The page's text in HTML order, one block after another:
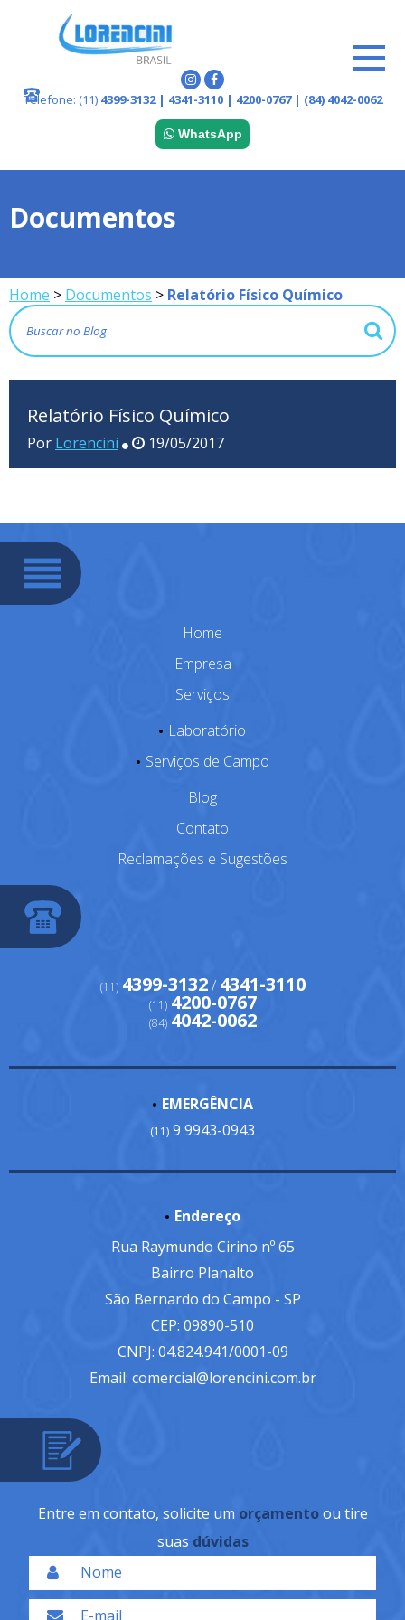
Telefone: (11) 4399-3132 | 4341-3110 | 4200-0767 | (84) 4042-0062
WhatsApp
Documentos
Home > Documentos > Relatório Físico Químico
Relatório Físico Químico
Por Lorencini 19/05/2017
Home
Empresa
Serviços
Laboratório
Serviços de Campo
Blog
Contato
Reclamações e Sugestões
(11) 4399-3132/ 4341-3110
(11) 4200-0767
(84) 4042-0062
EMERGÊNCIA
(11) 9 9943-0943
Endereço
Rua Raymundo Cirino nº 65
Bairro Planalto
São Bernardo do Campo - SP
CEP: 09890-510
CNPJ: 04.824.941/0001-09
Email: comercial@lorencini.com.br
Entre em contato, solicite um orçamentoou tire
suas dúvidas